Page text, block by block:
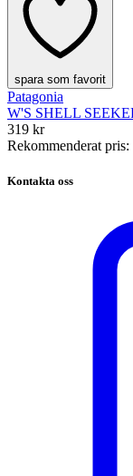
spara som favorit
Patagonia
W'S SHELL
319 kr
Rekommenderat pris:
Kontakta oss